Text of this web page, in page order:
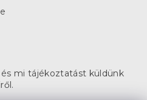
mi tájékoztatást küldünk